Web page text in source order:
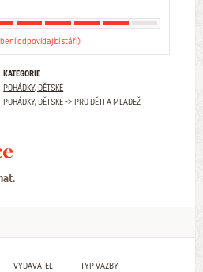
odpovídající stáří)
KATEGORIE
POHÁDKY, DĚTSKÉ
POHÁDKY, DĚTSKÉ->PRO DĚTI A MLÁDEŽ
VYDAVATEL
TYP VAZBY